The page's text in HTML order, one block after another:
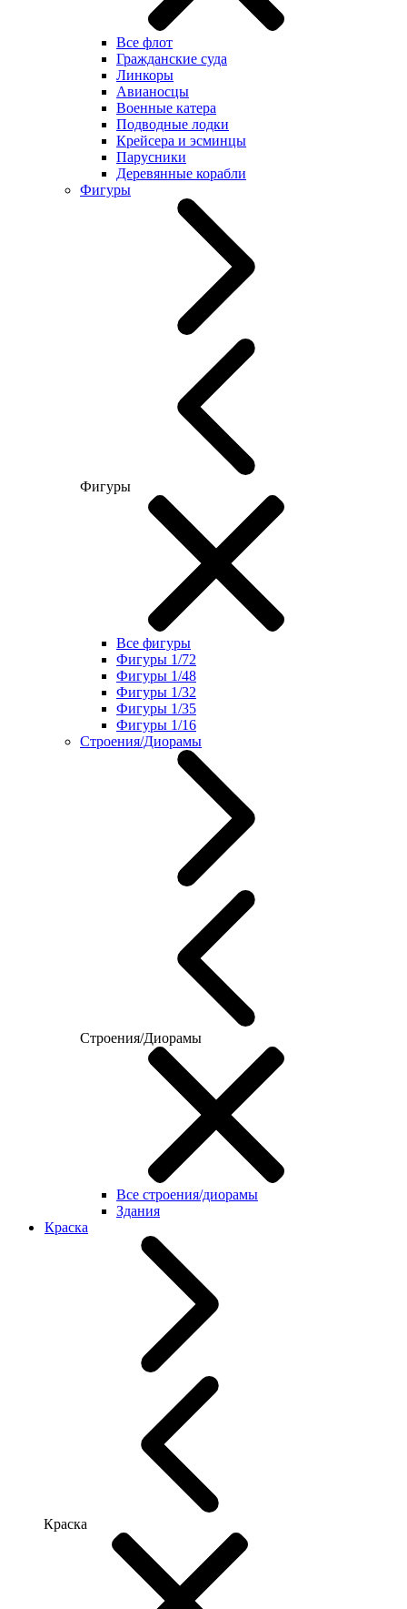
Все флот
Гражданские суда
Линкоры
Авианосцы
Военные катера
Подводные лодки
Крейсера и эсминцы
Парусники
Деревянные корабли
Фигуры
Фигуры
Все фигуры
Фигуры 1/72
Фигуры 1/48
Фигуры 1/32
Фигуры 1/35
Фигуры 1/16
Строения/Диорамы
Строения/Диорамы
Все строения/диорамы
Здания
Краска
Краска